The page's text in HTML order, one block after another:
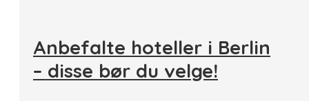
Anbefalte hoteller i Berlin
– disse bør du velge!